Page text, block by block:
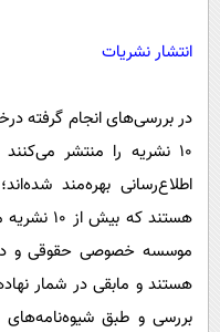
انتشار نشریات
در بررسی‌های انجام
١٠ نشریه را منتشر
هستند
موسسه خصوصی حقوقی و
هستند و مابقی در شمار
بررسی و طبق